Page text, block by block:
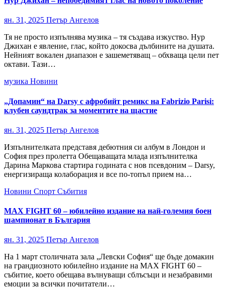
ян. 31, 2025 Петър Ангелов
Тя не просто изпълнява музика – тя създава изкуство. Нур
Джихан е явление, глас, който докосва дълбините на душата.
Нейният вокален диапазон е зашеметяващ – обхваща цели пет
октави. Тази…
музика Новини
„Допамин“ на Darsy с афробийт ремикс на Fabrizio Parisi:
клубен саундтрак за моментите на щастие
ян. 31, 2025 Петър Ангелов
Изпълнителката представя дебютния си албум в Лондон и
София през пролетта Обещаващата млада изпълнителка
Дарина Маркова стартира годината с нов псевдоним – Darsy,
енергизираща колаборация и все по-топъл прием на…
Новини Спорт Събития
MAX FIGHT 60 – юбилейно издание на най-големия боен
шампионат в България
ян. 31, 2025 Петър Ангелов
На 1 март столичната зала „Левски София“ ще бъде домакин
на грандиозното юбилейно издание на MAX FIGHT 60 –
събитие, което обещава вълнуващи сблъсъци и незабравими
емоции за всички почитатели…